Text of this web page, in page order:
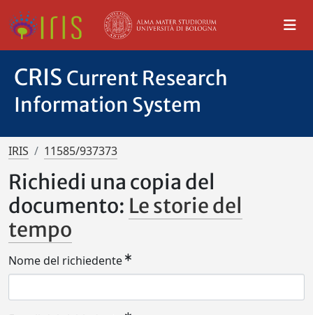
CRIS Current Research
Information System
IRIS 11585/937373
Richiedi una copia del
documento: Le storie del
tempo
Nome del richiedente